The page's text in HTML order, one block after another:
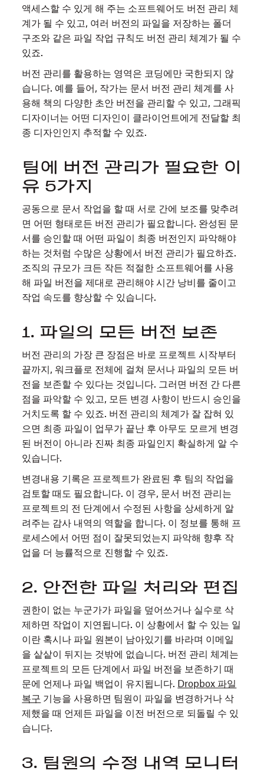
액세스할 수 있게 해 주는 소프트웨어도 버전 관리 체
계가 될 수 있고, 여러 버전의 파일을 저장하는 폴더
구조와 같은 파일 작업 규칙도 버전 관리 체계가 될 수
있죠.
버전 관리를 활용하는 영역은 코딩에만 국한되지 않
습니다. 예를 들어, 작가는 문서 버전 관리 체계를 사
용해 책의 다양한 초안 버전을 관리할 수 있고, 그래픽
디자이너는 어떤 디자인이 클라이언트에게 전달할 최
종 디자인인지 추적할 수 있죠.
팀에 버전 관리가 필요한 이
유 5가지
공동으로 문서 작업을 할 때 서로 간에 보조를 맞추려
면 어떤 형태로든 버전 관리가 필요합니다. 완성된 문
서를 승인할 때 어떤 파일이 최종 버전인지 파악해야
하는 것처럼 수많은 상황에서 버전 관리가 필요하죠.
조직의 규모가 크든 작든 적절한 소프트웨어를 사용
해 파일 버전을 제대로 관리해야 시간 낭비를 줄이고
작업 속도를 향상할 수 있습니다.
1. 파일의 모든 버전 보존
버전 관리의 가장 큰 장점은 바로 프로젝트 시작부터
끝까지, 워크플로 전체에 걸쳐 문서나 파일의 모든 버
전을 보존할 수 있다는 것입니다. 그러면 버전 간 다른
점을 파악할 수 있고, 모든 변경 사항이 반드시 승인을
거치도록 할 수 있죠. 버전 관리의 체계가 잘 잡혀 있
으면 최종 파일이 업무가 끝난 후 아무도 모르게 변경
된 버전이 아니라 진짜 최종 파일인지 확실하게 알 수
있습니다.
변경내용 기록은 프로젝트가 완료된 후 팀의 작업을
검토할 때도 필요합니다. 이 경우, 문서 버전 관리는
프로젝트의 전 단계에서 수정된 사항을 상세하게 알
려주는 감사 내역의 역할을 합니다. 이 정보를 통해 프
로세스에서 어떤 점이 잘못되었는지 파악해 향후 작
업을 더 능률적으로 진행할 수 있죠.
2. 안전한 파일 처리와 편집
권한이 없는 누군가가 파일을 덮어쓰거나 실수로 삭
제하면 작업이 지연됩니다. 이 상황에서 할 수 있는 일
이란 혹시나 파일 원본이 남아있기를 바라며 이메일
을 샅샅이 뒤지는 것밖에 없습니다. 버전 관리 체계는
프로젝트의 모든 단계에서 파일 버전을 보존하기 때
문에 언제나 파일 백업이 유지됩니다. Dropbox 파일
복구 기능을 사용하면 팀원이 파일을 변경하거나 삭
제했을 때 언제든 파일을 이전 버전으로 되돌릴 수 있
습니다.
3. 팀원의 수정 내역 모니터